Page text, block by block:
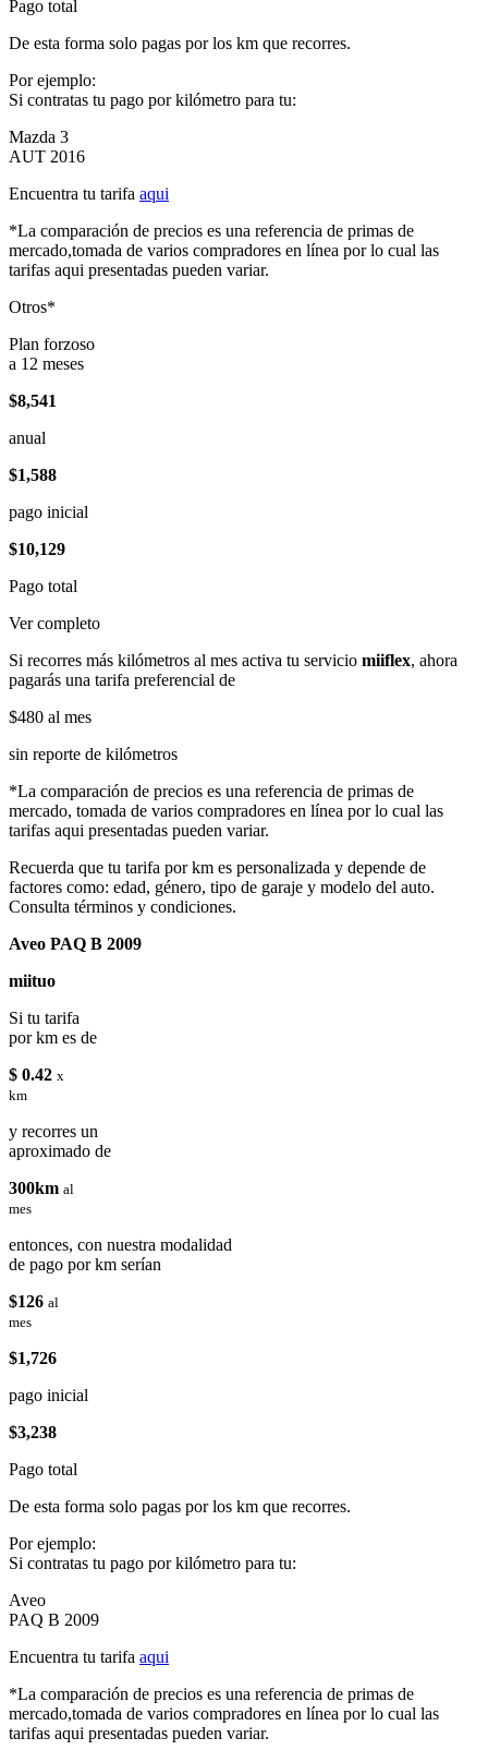
Pago total
De esta forma solo pagas por los km que recorres.
Por ejemplo:
Si contratas tu pago por kilómetro para tu:
Mazda 3
AUT 2016
Encuentra tu tarifa aqui
*La comparación de precios es una referencia de primas de
mercado,tomada de varios compradores en línea por lo cual las
tarifas aqui presentadas pueden variar.
Otros*
Plan forzoso
a 12 meses
$8,541
anual
$1,588
pago inicial
$10,129
Pago total
Ver completo
Si recorres más kilómetros al mes activa tu servicio miiflex, ahora
pagarás una tarifa preferencial de
$480 al mes
sin reporte de kilómetros
*La comparación de precios es una referencia de primas de
mercado, tomada de varios compradores en línea por lo cual las
tarifas aqui presentadas pueden variar.
Recuerda que tu tarifa por km es personalizada y depende de
factores como: edad, género, tipo de garaje y modelo del auto.
Consulta términos y condiciones.
Aveo PAQ B 2009
miituo
Si tu tarifa
por km es de
$ 0.42 x
km
y recorres un
aproximado de
300km al
mes
entonces, con nuestra modalidad
de pago por km serían
$126 al
mes
$1,726
pago inicial
$3,238
Pago total
De esta forma solo pagas por los km que recorres.
Por ejemplo:
Si contratas tu pago por kilómetro para tu:
Aveo
PAQ B 2009
Encuentra tu tarifa aqui
*La comparación de precios es una referencia de primas de
mercado,tomada de varios compradores en línea por lo cual las
tarifas aqui presentadas pueden variar.